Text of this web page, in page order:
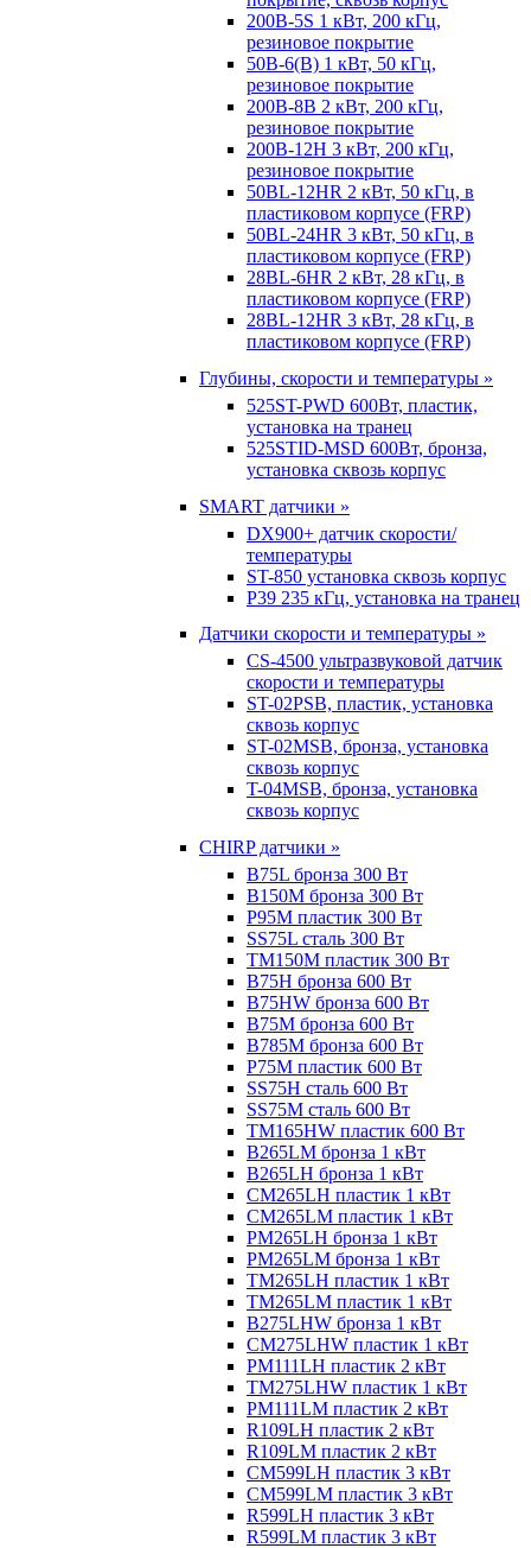
200B-5S 1 кВт, 200 кГц,
резиновое покрытие
50B-6(B) 1 кВт, 50 кГц,
резиновое покрытие
200B-8B 2 кВт, 200 кГц,
резиновое покрытие
200B-12H 3 кВт, 200 кГц,
резиновое покрытие
50BL-12HR 2 кВт, 50 кГц, в
пластиковом корпусе (FRP)
50BL-24HR 3 кВт, 50 кГц, в
пластиковом корпусе (FRP)
28BL-6HR 2 кВт, 28 кГц, в
пластиковом корпусе (FRP)
28BL-12HR 3 кВт, 28 кГц, в
пластиковом корпусе (FRP)
Глубины, скорости и температуры »
525ST-PWD 600Вт, пластик,
установка на транец
525STID-MSD 600Вт, бронза,
установка сквозь корпус
SMART датчики »
DX900+ датчик скорости/
температуры
ST-850 установка сквозь корпус
P39 235 кГц, установка на транец
Датчики скорости и температуры »
CS-4500 ультразвуковой датчик
скорости и температуры
ST-02PSB, пластик, установка
сквозь корпус
ST-02MSB, бронза, установка
сквозь корпус
T-04MSB, бронза, установка
сквозь корпус
CHIRP датчики »
B75L бронза 300 Вт
B150M бронза 300 Вт
P95M пластик 300 Вт
SS75L сталь 300 Вт
TM150M пластик 300 Вт
B75H бронза 600 Вт
B75HW бронза 600 Вт
B75M бронза 600 Вт
B785M бронза 600 Вт
P75M пластик 600 Вт
SS75H сталь 600 Вт
SS75M сталь 600 Вт
TM165HW пластик 600 Вт
B265LM бронза 1 кВт
B265LH бронза 1 кВт
CM265LH пластик 1 кВт
CM265LM пластик 1 кВт
PM265LH бронза 1 кВт
PM265LM бронза 1 кВт
TM265LH пластик 1 кВт
TM265LM пластик 1 кВт
B275LHW бронза 1 кВт
CM275LHW пластик 1 кВт
PM111LH пластик 2 кВт
TM275LHW пластик 1 кВт
PM111LM пластик 2 кВт
R109LH пластик 2 кВт
R109LM пластик 2 кВт
CM599LH пластик 3 кВт
CM599LM пластик 3 кВт
R599LH пластик 3 кВт
R599LM пластик 3 кВт